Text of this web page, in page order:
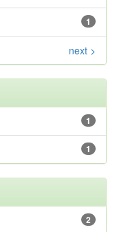
1
next >
1
1
2